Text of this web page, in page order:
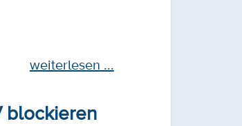
weiterlesen ...
blockieren